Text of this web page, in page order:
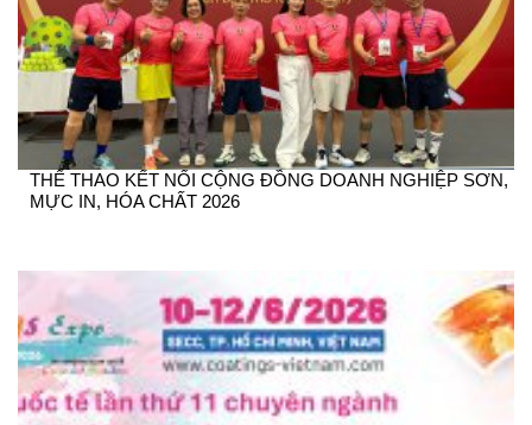
THỂ THAO KẾT NỐI CỘNG ĐỒNG DOANH NGHIỆP SƠN,
MỰC IN, HÓA CHẤT 2026